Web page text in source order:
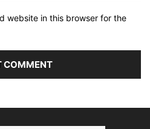
website in this browser for the